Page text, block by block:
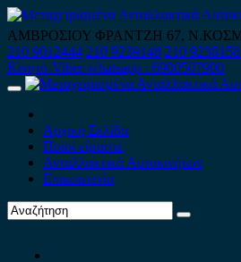
Skip
to
content
ΑΜΒΡΟΣΙΟΥ ΦΡΑΝΤΖΗ 67,
210 9012444 210 9239148 210 9238158
Κινητό-Viber-whatsapp : 6980507900
Primary
Αρχική Σελίδα
Ποιοί είμαστε
Ανταλλακτικά Αυτοκινήτων
Επικοινωνία